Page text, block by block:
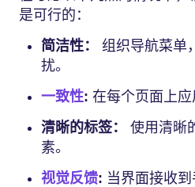
是可行的：
简洁性：
组织导航菜单
扰。
一致性: 在每个页面上应
清晰的标签：
使用清晰
素。
视觉反馈: 当界面接收